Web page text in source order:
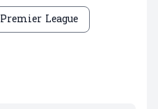
Premier League